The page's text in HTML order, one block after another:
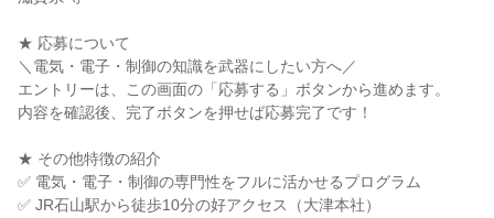
★ 応募について
＼電気・電子・制御の知識を武器にしたい方へ／
エントリーは、この画面の「応募する」ボタンから進めます。
内容を確認後、完了ボタンを押せば応募完了です！
★ その他特徴の紹介
✅ 電気・電子・制御の専門性をフルに活かせるプログラム
✅ JR石山駅から徒歩10分の好アクセス（大津本社）